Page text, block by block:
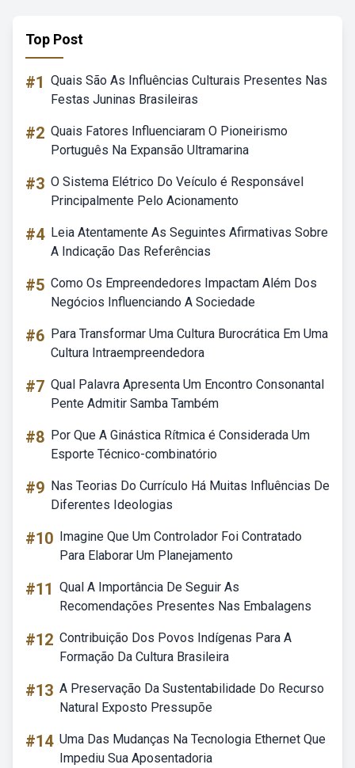
Top Post
#1 Quais São As Influências Culturais Presentes Nas
Festas Juninas Brasileiras
#2 Quais Fatores Influenciaram O Pioneirismo
Português Na Expansão Ultramarina
#3 O Sistema Elétrico Do Veículo é Responsável
Principalmente Pelo Acionamento
#4 Leia Atentamente As Seguintes Afirmativas Sobre
A Indicação Das Referências
#5 Como Os Empreendedores Impactam Além Dos
Negócios Influenciando A Sociedade
#6 Para Transformar Uma Cultura Burocrática Em Uma
Cultura Intraempreendedora
#7 Qual Palavra Apresenta Um Encontro Consonantal
Pente Admitir Samba Também
#8 Por Que A Ginástica Rítmica é Considerada Um
Esporte Técnico-combinatório
#9 Nas Teorias Do Currículo Há Muitas Influências De
Diferentes Ideologias
#10 Imagine Que Um Controlador Foi Contratado
Para Elaborar Um Planejamento
#11 Qual A Importância De Seguir As
Recomendações Presentes Nas Embalagens
#12 Contribuição Dos Povos Indígenas Para A
Formação Da Cultura Brasileira
#13 A Preservação Da Sustentabilidade Do Recurso
Natural Exposto Pressupõe
#14 Uma Das Mudanças Na Tecnologia Ethernet Que
Impediu Sua Aposentadoria